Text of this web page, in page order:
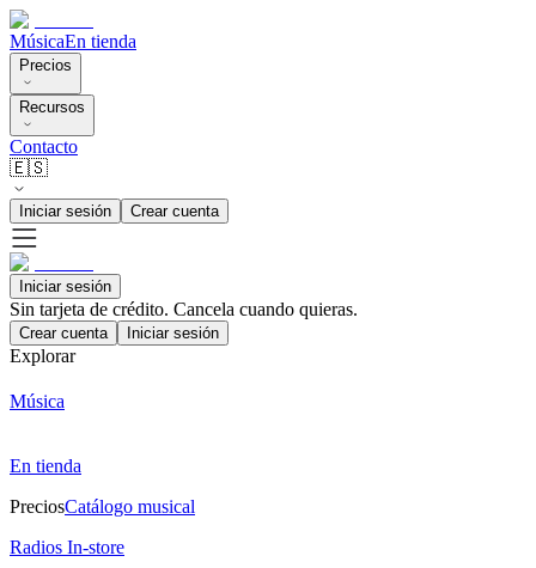
MúsicaEn tienda
Precios
Recursos
Contacto
🇪🇸
Iniciar sesión Crear cuenta
Iniciar sesión
Sin tarjeta de crédito. Cancela cuando quieras.
Crear cuenta Iniciar sesión
Explorar
Música
En tienda
PreciosCatálogo musical
Radios In-store